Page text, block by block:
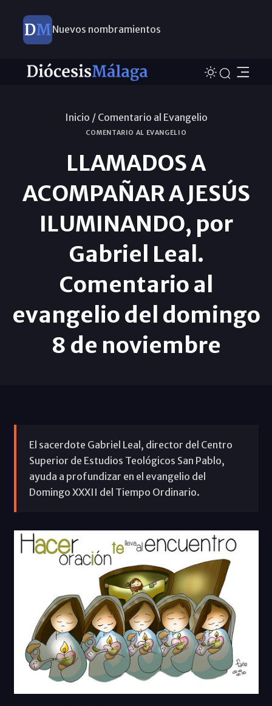
Nuevos nombramientos
Inicio / Comentario al Evangelio
COMENTARIO AL EVANGELIO
LLAMADOS A
ACOMPAÑAR A JESÚS
ILUMINANDO, por
Gabriel Leal.
Comentario al
evangelio del domingo
8 de noviembre
El sacerdote Gabriel Leal, director del Centro
Superior de Estudios Teológicos San Pablo,
ayuda a profundizar en el evangelio del
Domingo XXXII del Tiempo Ordinario.